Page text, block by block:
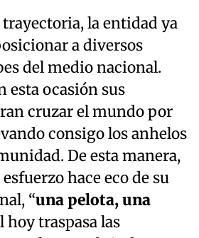
trayectoria, la entidad ya
a diversos
del medio nacional.
esta ocasión sus
cruzar el mundo por
consigo los anhelos
De esta manera,
hace eco de su
“una pelota, una
hoy traspasa las